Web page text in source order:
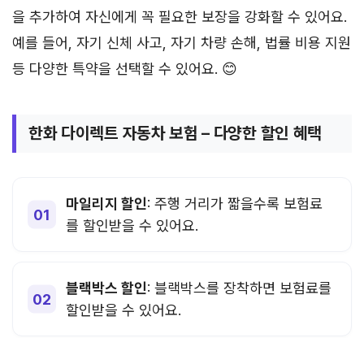
을 추가하여 자신에게 꼭 필요한 보장을 강화할 수 있어요.
예를 들어, 자기 신체 사고, 자기 차량 손해, 법률 비용 지원
등 다양한 특약을 선택할 수 있어요. 😊
한화 다이렉트 자동차 보험 – 다양한 할인 혜택
마일리지 할인: 주행 거리가 짧을수록 보험료
를 할인받을 수 있어요.
블랙박스 할인: 블랙박스를 장착하면 보험료를
할인받을 수 있어요.